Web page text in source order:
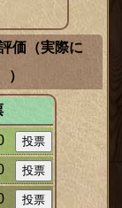
価（実際に
）